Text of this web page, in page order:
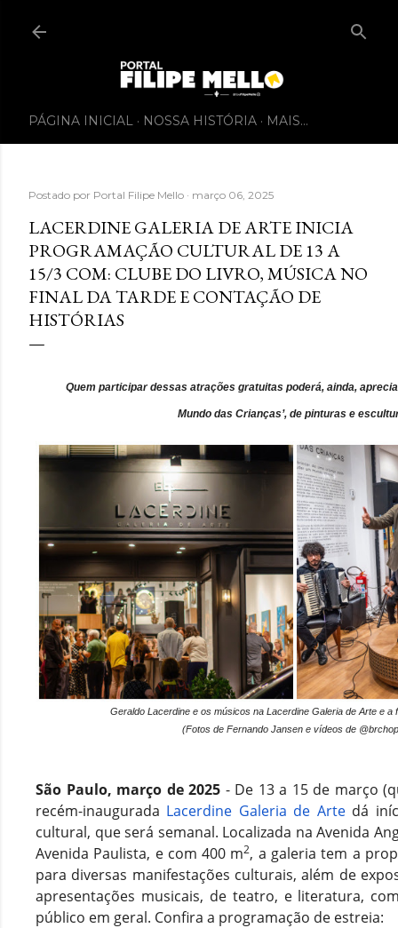
PÁGINA INICIAL NOSSA HISTÓRIA MAIS…
Postado por Portal Filipe Mello março 06, 2025
LACERDINE GALERIA DE ARTE INICIA
PROGRAMAÇÃO CULTURAL DE 13 A
15/3 COM: CLUBE DO LIVRO, MÚSICA NO
FINAL DA TARDE E CONTAÇÃO DE
HISTÓRIAS
Quem participar dessas atrações gratuitas poderá, ainda,
Mundo das Crianças’, de pinturas e
Geraldo Lacerdine e os músicos na Lacerdine Galeria de Arte e a
(Fotos de Fernando Jansen e vídeos de
São Paulo, março de 2025 - De 13 a 15 de março
recém-inaugurada Lacerdine Galeria de Artedá
cultural, que será semanal. Localizada na Avenida
Avenida Paulista, e com 400 m2, a galeria tem a
para diversas manifestações culturais, além de
apresentações musicais, de teatro, e literatura,
público em geral. Confira a programação de estreia: